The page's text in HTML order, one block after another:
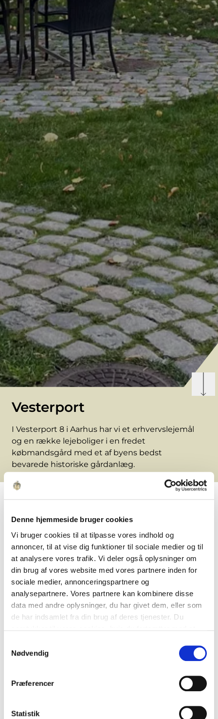
Denne hjemmeside bruger cookies
Vi bruger cookies til at tilpasse vores indhold og
annoncer, til at vise dig funktioner til sociale medier og til
at analysere vores trafik. Vi deler også oplysninger om
din brug af vores website med vores partnere inden for
sociale medier, annonceringspartnere og
analysepartnere. Vores partnere kan kombinere disse
data med andre oplysninger, du har givet dem, eller som
de har indsamlet fra din brug af deres tjenester. Du
Nødvendig
Præferencer
Statistik
Vesterport
I Vesterport 8 i Aarhus har vi et erhvervslejemål
og en række lejeboliger i en fredet
købmandsgård med et af byens bedst
bevarede historiske gårdanlæg.
Købmandsgård gennem flere
århundreder
Vesterport 8 er et sammenhængende gårdanlæg
med en bygningshistorie, der strækker sig over
flere århundreder. Det nuværende forhus blev
opført i 1848-1849 for rådmand og købmand Jens
Poulsen Hald, mens side- og baghusene rummer
ældre bygningsdele fra 1700-tallet. Anlægget er
og karakter.
lukkede gårdrum fortæller historien om de